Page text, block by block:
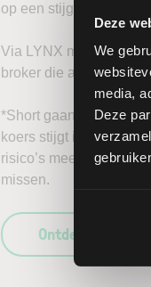
Deze
We
media,
Deze
op een stijgende koers
Via LYNX maakt u de
broker die
*Short gaan in
koers stijgt in plaats
risico’s mee te wegen
missen.
Ontdek wat